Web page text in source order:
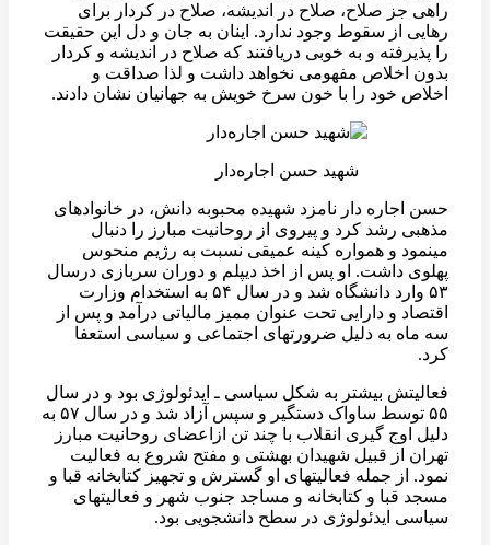
راهی جز صلاح، صلاح در اندیشه، صلاح در کردار برای
رهایی از سقوط وجود ندارد. اینان به جان و دل این حقیقت
را پذیرفته و به خوبی دریافتند که صلاح در اندیشه و کردار
بدون اخلاص مفهومی نخواهد داشت و لذا صداقت و
اخلاص خود را با خون سرخ خویش به جهانیان نشان دادند.
شهید حسن اجاره‌دار
حسن اجاره دار نامزد شهیده محبوبه دانش، در خانوادهای
مذهبی رشد کرد و پیروی از روحانیت مبارز را دنبال
مینمود و همواره کینه عمیقی نسبت به رژیم منحوس
پهلوی داشت. او پس از اخذ دیپلم و دوران سربازی درسال
۵۳ وارد دانشگاه شد و در سال ۵۴ به استخدام وزارت
اقتصاد و دارایی تحت عنوان ممیز مالیاتی درآمد و پس از
سه ماه به دلیل ضرورتهای اجتماعی و سیاسی استعفا
کرد.
فعالیتش بیشتر به شکل سیاسی ـ ایدئولوژی بود و در سال
۵۵ توسط ساواک دستگیر و سپس آزاد شد و در سال ۵۷ به
دلیل اوج گیری انقلاب با چند تن ازاعضای روحانیت مبارز
تهران از قبیل شهیدان بهشتی و مفتح شروع به فعالیت
نمود. از جمله فعالیتهای او گسترش و تجهیز کتابخانه قبا و
مسجد قبا و کتابخانه و مساجد جنوب شهر و فعالیتهای
سیاسی ایدئولوژی در سطح دانشجویی بود.